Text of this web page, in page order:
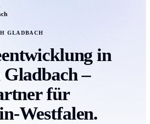
GLADBACH
in
–
für
Westfalen.